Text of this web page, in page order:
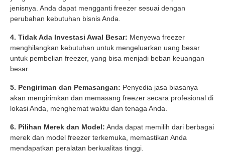
jenisnya. Anda dapat mengganti freezer sesuai dengan
perubahan kebutuhan bisnis Anda.
4. Tidak Ada Investasi Awal Besar: Menyewa freezer
menghilangkan kebutuhan untuk mengeluarkan uang besar
untuk pembelian freezer, yang bisa menjadi beban keuangan
besar.
5. Pengiriman dan Pemasangan: Penyedia jasa biasanya
akan mengirimkan dan memasang freezer secara profesional di
lokasi Anda, menghemat waktu dan tenaga Anda.
6. Pilihan Merek dan Model: Anda dapat memilih dari berbagai
merek dan model freezer terkemuka, memastikan Anda
mendapatkan peralatan berkualitas tinggi.